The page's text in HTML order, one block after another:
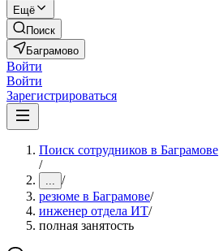
Ещё
Поиск
Баграмово
Войти
Войти
Зарегистрироваться
Поиск сотрудников в Баграмове
/
... /
резюме в Баграмове/
инженер отдела ИТ/
полная занятость